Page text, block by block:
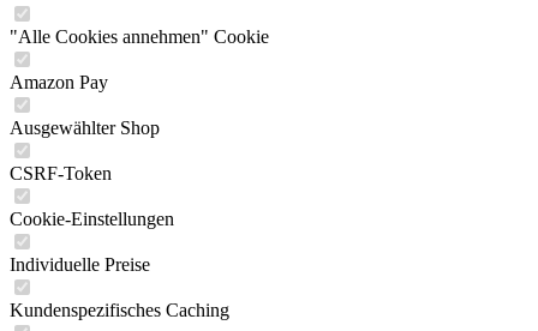
"Alle Cookies annehmen" Cookie
Amazon Pay
Ausgewählter Shop
CSRF-Token
Cookie-Einstellungen
Individuelle Preise
Kundenspezifisches Caching